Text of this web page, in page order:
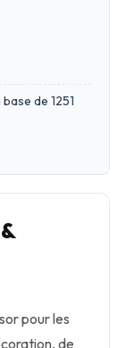
de 1251
pour les
de